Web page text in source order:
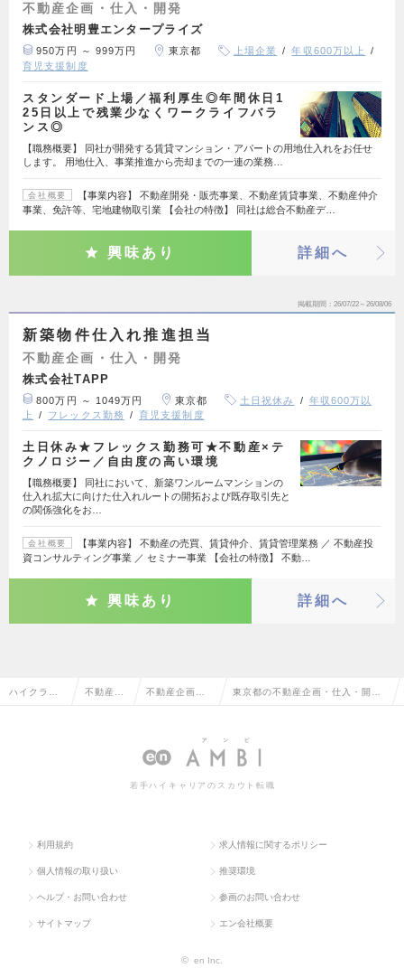
不動産企画・仕入・開発
株式会社明豊エンタープライズ
950万円 ～ 999万円 東京都 上場企業
年収600万以上
育児支援制度
スタンダード上場／福利厚生◎年間休日1
25日以上で残業少なくワークライフバラ
ンス◎
【職務概要】 同社が開発する賃貸マンション・アパートの用地仕入れをお任せ
します。 用地仕入、事業推進から売却までの一連の業務…
会社概要
【事業内容】 不動産開発・販売事業、不動産賃貸事業、不動産仲介
事業、免許等、宅地建物取引業 【会社の特徴】 同社は総合不動産デ…
興味あり 詳細へ
掲載期間 26/07/22～26/08/06
新築物件仕入れ推進担当
不動産企画・仕入・開発
株式会社TAPP
800万円 ～ 1049万円 東京都 土日祝休み
年収600万以
上
フレックス勤務 育児支援制度
土日休み★フレックス勤務可★不動産×テ
クノロジー／自由度の高い環境
【職務概要】 同社において、新築ワンルームマンションの
仕入れ拡大に向けた仕入れルートの開拓および既存取引先と
の関係強化をお…
会社概要
【事業内容】 不動産の売買、賃貸仲介、賃貸管理業務 ／ 不動産投
資コンサルティング事業 ／ セミナー事業 【会社の特徴】 不動…
興味あり 詳細へ
ハイクラス 不動産系 不動産企画・ 東京都の不動産企画・仕入・開発
若手ハイキャリアのスカウト転職
利用規約 求人情報に関するポリシー
個人情報の取り扱い 推奨環境
ヘルプ・お問い合わせ 参画のお問い合わせ
サイトマップ エン会社概要
© en Inc.